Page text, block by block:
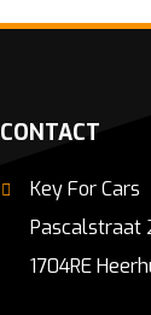
CONTACT
Key For Cars
Pascalstraat
1704RE